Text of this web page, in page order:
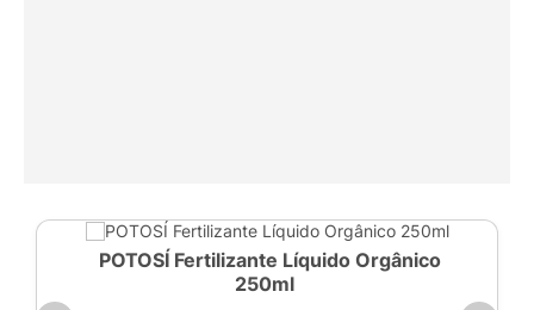
POTOSÍ Fertilizante Líquido Orgânico
250ml